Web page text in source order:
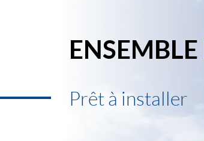
ENSEMBLE
Prêt à installer